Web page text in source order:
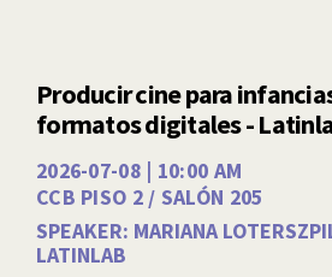
Producir cine para
formatos digitales -
2026-07-08 | 10:00 AM
CCB PISO 2 / SALÓN 205
SPEAKER: MARIANA
LATINLAB